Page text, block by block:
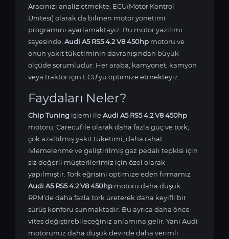
Aracınızı analiz etmekte, ECU(Motor Kontrol
Ünitesi) olarak da bilinen motor yönetimi
programını ayarlamaktayız. Bu motor yazılımı
sayesinde, Audi A5 RS5 4.2 V8 450hp motoru ve
onun yakıt tüketiminin davranışından büyük
ölçüde sorumludur. Her araba, kamyonet, kamyon
veya traktör için ECU’yu optimize etmekteyiz.
Faydaları Neler?
Chip Tuning işlemi ileAudi A5 RS5 4.2 V8 450hp
motoru, Carecufile olarak daha fazla güç ve tork,
çok azaltılmış yakıt tüketimi, daha rahat
ivlemelenme ve geliştirilmiş gaz pedalı tepkisi için
siz değerli müşterilerimiz için özel olarak
yapılmıştır. Tork eğrisini optimize eden firmamız
Audi A5 RS5 4.2 V8 450hp motoru daha düşük
RPM’de daha fazla tork üreterek daha keyifli bir
sürüş konforu sunmaktadır. Bu ayrıca daha önce
vites değiştirebileceğiniz anlamına gelir. Yani Audi
motorunuz daha düşük devirde daha verimli